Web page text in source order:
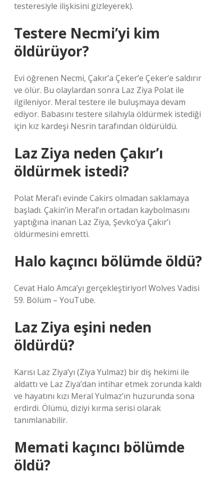
testeresiyle ilişkisini gizleyerek).
Testere Necmi’yi kim
öldürüyor?
Evi öğrenen Necmi, Çakır’a Çeker’e Çeker’e saldırır
ve ölür. Bu olaylardan sonra Laz Ziya Polat ile
ilgileniyor. Meral testere ile buluşmaya devam
ediyor. Babasını testere silahıyla öldürmek istediği
için kız kardeşi Nesrin tarafından öldürüldü.
Laz Ziya neden Çakır’ı
öldürmek istedi?
Polat Meral’ı evinde Cakirs olmadan saklamaya
başladı. Çakin’in Meral’ın ortadan kaybolmasını
yaptığına inanan Laz Ziya, Şevko’ya Çakır’ı
öldürmesini emretti.
Halo kaçıncı bölümde öldü?
Cevat Halo Amca’yı gerçekleştiriyor! Wolves Vadisi
59. Bölüm – YouTube.
Laz Ziya eşini neden
öldürdü?
Karısı Laz Ziya’yı (Ziya Yulmaz) bir diş hekimi ile
aldattı ve Laz Ziya’dan intihar etmek zorunda kaldı
ve hayatını kızı Meral Yulmaz’ın huzurunda sona
erdirdi. Ölümü, diziyi kırma serisi olarak
tanımlanabilir.
Memati kaçıncı bölümde
öldü?